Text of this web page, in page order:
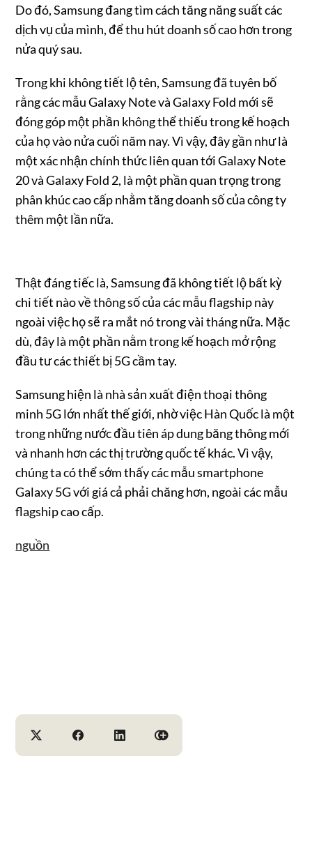
Do đó, Samsung đang tìm cách tăng năng suất các
dịch vụ của mình, để thu hút doanh số cao hơn trong
nửa quý sau.
Trong khi không tiết lộ tên, Samsung đã tuyên bố
rằng các mẫu Galaxy Note và Galaxy Fold mới sẽ
đóng góp một phần không thể thiếu trong kế hoạch
của họ vào nửa cuối năm nay. Vì vậy, đây gần như là
một xác nhận chính thức liên quan tới Galaxy Note
20 và Galaxy Fold 2, là một phần quan trọng trong
phân khúc cao cấp nhằm tăng doanh số của công ty
thêm một lần nữa.
Thật đáng tiếc là, Samsung đã không tiết lộ bất kỳ
chi tiết nào về thông số của các mẫu flagship này
ngoài việc họ sẽ ra mắt nó trong vài tháng nữa. Mặc
dù, đây là một phần nằm trong kế hoạch mở rộng
đầu tư các thiết bị 5G cầm tay.
Samsung hiện là nhà sản xuất điện thoại thông
minh 5G lớn nhất thế giới, nhờ việc Hàn Quốc là một
trong những nước đầu tiên áp dung băng thông mới
và nhanh hơn các thị trường quốc tế khác. Vì vậy,
chúng ta có thể sớm thấy các mẫu smartphone
Galaxy 5G với giá cả phải chăng hơn, ngoài các mẫu
flagship cao cấp.
nguồn